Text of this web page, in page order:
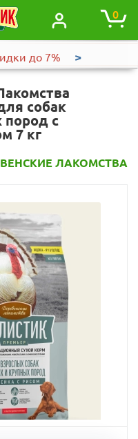
0
до 7% >
собак
пород с
7 кг
ЛАКОМСТВА